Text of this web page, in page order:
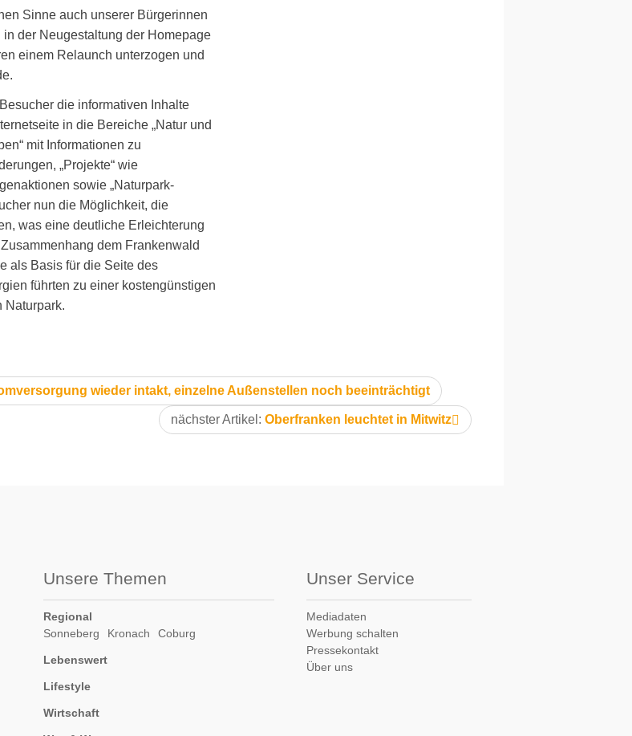
Sinne auch unserer Bürgerinnen
in der Neugestaltung der Homepage
einem Relaunch unterzogen und
die informativen Inhalte
in die Bereiche „Natur und
mit Informationen zu
„Projekte“ wie
sowie „Naturpark-
nun die Möglichkeit, die
was eine deutliche Erleichterung
dem Frankenwald
als Basis für die Seite des
führten zu einer kostengünstigen
Naturpark.
wieder intakt, einzelne Außenstellen noch beeinträchtigt
nächster Artikel: Oberfranken leuchtet in Mitwitz
Unsere Themen
Regional
Sonneberg
Kronach Coburg
Lebenswert
Lifestyle
Wirtschaft
Unser Service
Mediadaten
Werbung schalten
Pressekontakt
Über uns